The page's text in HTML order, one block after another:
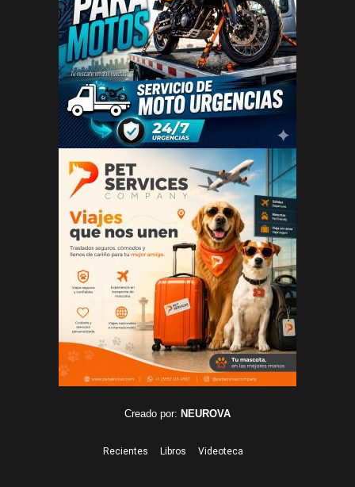
Creado por: NEUROVA
Recientes Libros Videoteca